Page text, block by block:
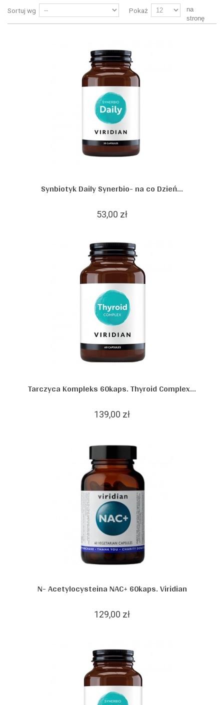
Sortuj wg Pokaż
na
stronę
Synbiotyk Daily Synerbio- na co Dzień...
53,00 zł
Tarczyca Kompleks 60kaps. Thyroid Complex...
139,00 zł
N- Acetylocysteina NAC+ 60kaps. Viridian
129,00 zł